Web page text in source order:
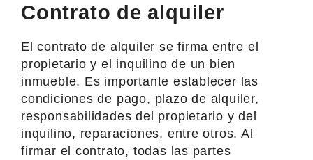
Contrato de alquiler
El contrato de alquiler se firma entre el
propietario y el inquilino de un bien
inmueble. Es importante establecer las
condiciones de pago, plazo de alquiler,
responsabilidades del propietario y del
inquilino, reparaciones, entre otros. Al
firmar el contrato, todas las partes